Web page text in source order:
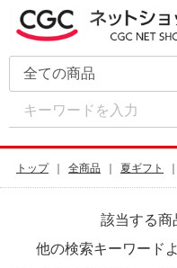
トップ 全商品 夏ギフト
該当する商
他の検索キーワード